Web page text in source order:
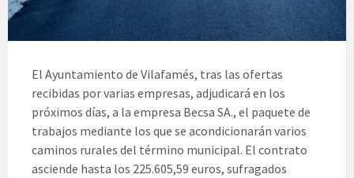
El Ayuntamiento de Vilafamés, tras las ofertas
recibidas por varias empresas, adjudicará en los
próximos días, a la empresa Becsa SA., el paquete de
trabajos mediante los que se acondicionarán varios
caminos rurales del término municipal. El contrato
asciende hasta los 225.605,59 euros, sufragados